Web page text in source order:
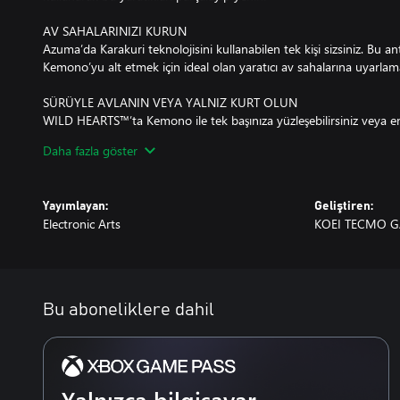
AV SAHALARINIZI KURUN
Azuma’da Karakuri teknolojisini kullanabilen tek kişi sizsiniz. Bu
Kemono’yu alt etmek için ideal olan yaratıcı av sahalarına
SÜRÜYLE AVLANIN VEYA YALNIZ KURT OLUN
WILD HEARTS™’ta Kemono ile tek başınıza yüzleşebilirsiniz veya
avlanmadan malzeme toplayarak daha da büyük canavarları alt
oluşturun.
sahalarını keşfedin.
DYNASTY WARRIORS serisinin arkasındaki Japon stüdyo
için geliştirilen WILD HEARTS™ sizi feodal Japonya’dan ilham alan
destansı maceraya çıkarıyor.
Daha fazla göster
Yayımlayan:
Electronic Arts
Geliştiren:
KOEI TECMO
Bu aboneliklere dahil